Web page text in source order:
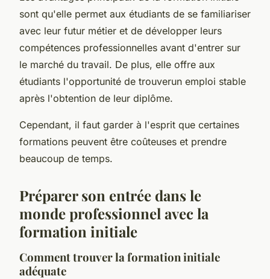
sont qu'elle permet aux étudiants de se familiariser
avec leur futur métier et de développer leurs
compétences professionnelles avant d'entrer sur
le marché du travail. De plus, elle offre aux
étudiants l'opportunité de trouverun emploi stable
après l'obtention de leur diplôme.
Cependant, il faut garder à l'esprit que certaines
formations peuvent être coûteuses et prendre
beaucoup de temps.
Préparer son entrée dans le
monde professionnel avec la
formation initiale
Comment trouver la formation initiale
adéquate